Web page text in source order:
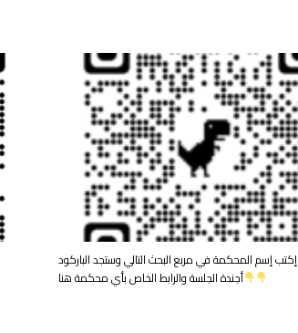
إكتب إسم المحكمة في مربع البحث التالي وستجد الباركود qr code و
أجندة الجلسة والرابط الخاص بأي محكمة هنا